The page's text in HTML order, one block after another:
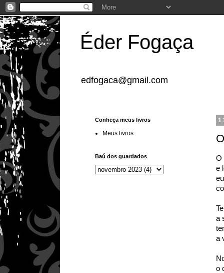
Éder Fogaça
edfogaca@gmail.com
O
e
a
a
o
Conheça meus livros
Meus livros
Baú dos guardados